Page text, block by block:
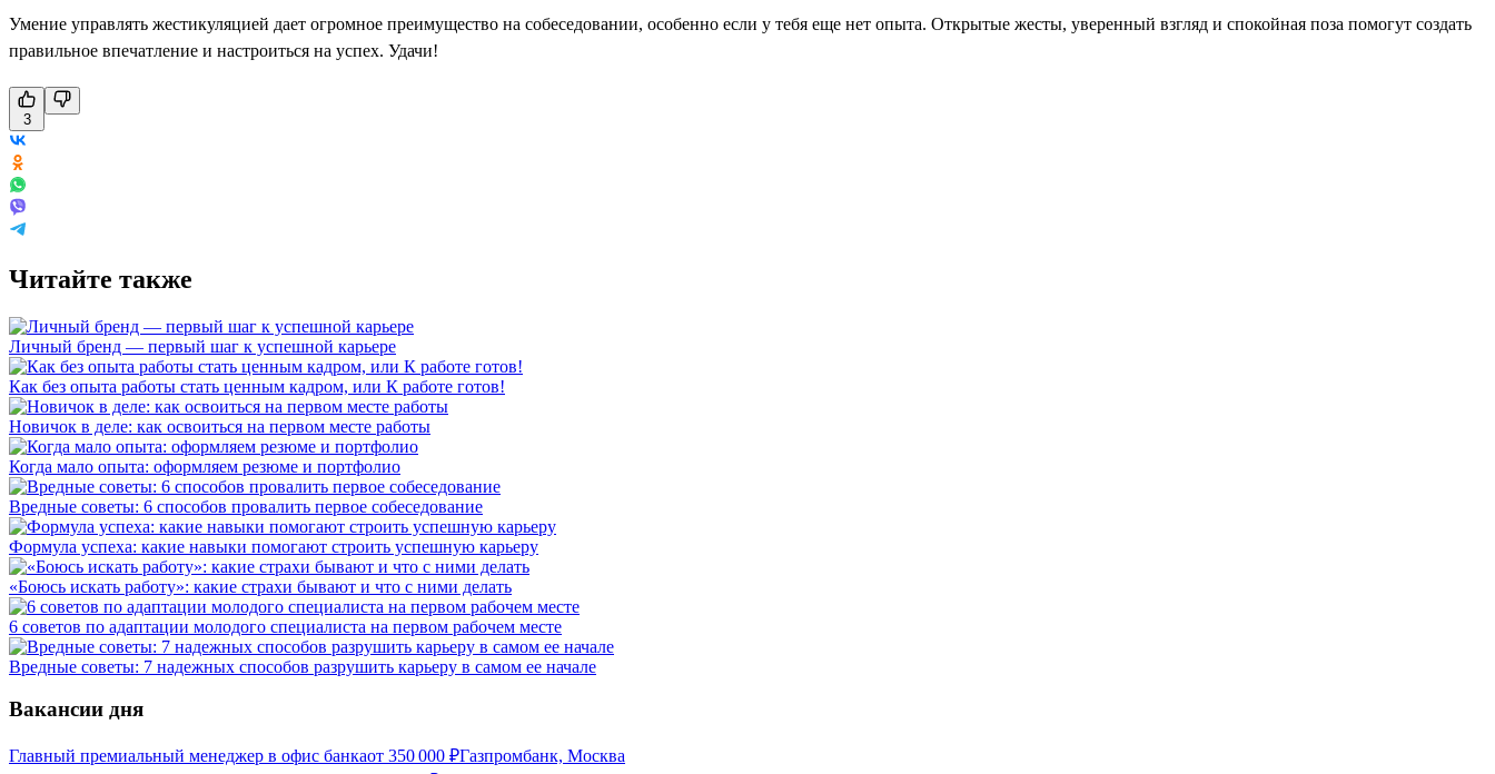
Умение управлять жестикуляцией дает огромное преимущество на собеседовании, особенно если у тебя еще нет опыта. Открытые жесты, уверенный взгляд и спокойная поза помогут создать
правильное впечатление и настроиться на успех. Удачи!
3
Читайте также
Личный бренд — первый шаг к успешной карьере
Как без опыта работы стать ценным кадром, или К работе готов!
Новичок в деле: как освоиться на первом месте работы
Когда мало опыта: оформляем резюме и портфолио
Вредные советы: 6 способов провалить первое собеседование
Формула успеха: какие навыки помогают строить успешную карьеру
«Боюсь искать работу»: какие страхи бывают и что с ними делать
6 советов по адаптации молодого специалиста на первом рабочем месте
Вредные советы: 7 надежных способов разрушить карьеру в самом ее начале
Вакансии дня
Главный премиальный менеджер в офис банкаот 350 000 ₽Газпромбанк, Москва